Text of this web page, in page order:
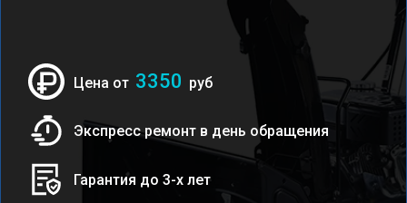
Цена от 3350 руб
Экспресс ремонт в день обращения
Гарантия до 3-х лет